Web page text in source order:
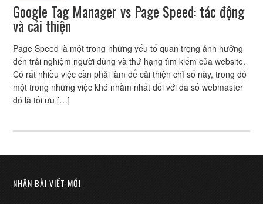
Google Tag Manager vs Page Speed: tác động
và cải thiện
Page Speed là một trong những yếu tố quan trọng ảnh hưởng
đến trải nghiệm người dùng và thứ hạng tìm kiếm của website.
Có rất nhiều việc cần phải làm để cải thiện chỉ số này, trong đó
một trong những việc khó nhằm nhất đối với đa số webmaster
đó là tối ưu […]
NHẬN BÀI VIẾT MỚI